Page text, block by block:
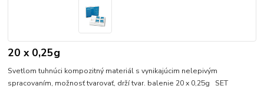
20 x 0,25g
Svetlom tuhnúci kompozitný materiál s vynikajúcim nelepivým
spracovaním, možnosť tvarovať, drží tvar. balenie 20 x 0,25g SET